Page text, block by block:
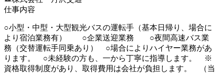
仕事内容
○小型・中型・大型観光バスの運転手（基本日帰り、場合に
より宿泊業務有） ○企業送迎業務 ○夜間高速バス業
務（交替運転手同乗あり） ○場合によりハイヤー業務があ
ります。 ○未経験の方も、一から丁寧に指導します。 ※
資格取得制度があり、取得費用は会社が負担します。 （当